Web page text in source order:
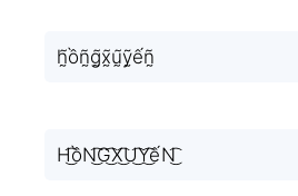
h̰̃ồñ̰g̰̃x̰̃ṵ̃ỹ̰ếñ̰
H͜͡ồN͜͡G͜͡X͜͡U͜͡Y͜͡ếN͜͡